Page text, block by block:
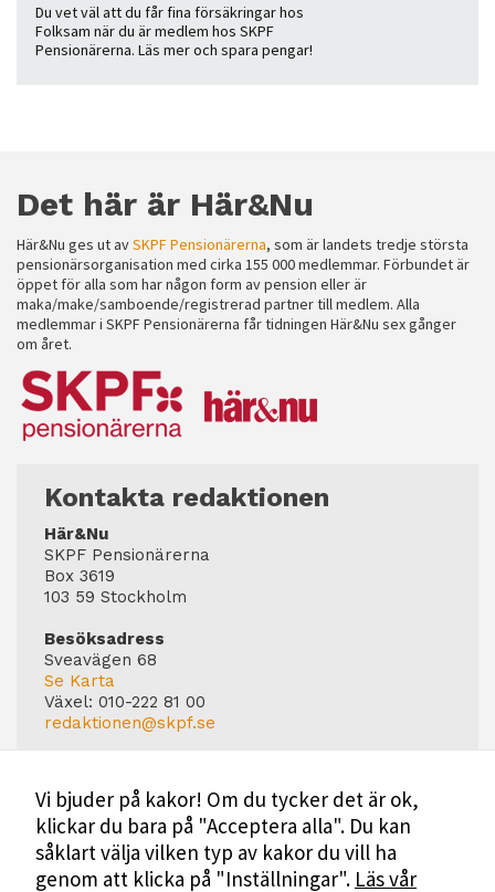
Du vet väl att du får fina försäkringar hos
Folksam när du är medlem hos SKPF
Pensionärerna. Läs mer och spara pengar!
Det här är Här&Nu
Här&Nu ges ut avSKPF Pensionärerna, som är landets tredje största
pensionärsorganisation med cirka 155 000 medlemmar. Förbundet är
öppet för alla som har någon form av pension eller är
maka/make/samboende/registrerad partner till medlem. Alla
medlemmar i SKPF Pensionärerna får tidningen Här&Nu sex gånger
om året.
Kontakta redaktionen
Här&Nu
SKPF Pensionärerna
Box 3619
103 59 Stockholm
Besöksadress
Sveavägen 68
Se Karta
Växel: 010-222 81 00
redaktionen@skpf.se
Markus Dahlberg
Tel: 0720-88 17 17
markus.dahlberg@skpf.se
Annonsering
Vi bjuder på kakor! Om du tycker det är ok,
klickar du bara på "Acceptera alla". Du kan
såklart välja vilken typ av kakor du vill ha
genom att klicka på "Inställningar". Läs vår